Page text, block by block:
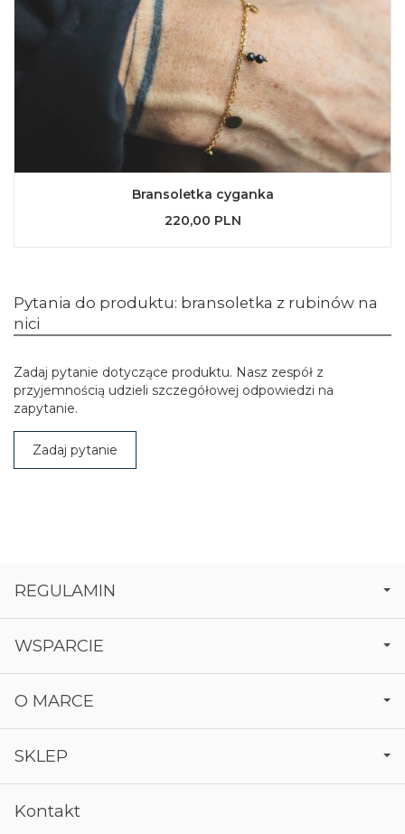
Bransoletka cyganka
220,00 PLN
Pytania do produktu: bransoletka z rubinów na
nici
Zadaj pytanie dotyczące produktu. Nasz zespół z
przyjemnością udzieli szczegółowej odpowiedzi na
zapytanie.
Zadaj pytanie
REGULAMIN
WSPARCIE
O MARCE
SKLEP
Kontakt